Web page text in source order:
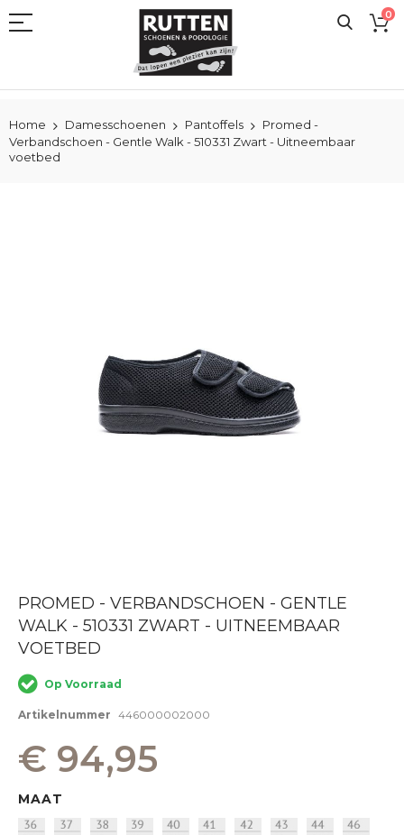
naar
0
Home Damesschoenen Pantoffels
Promed -
Verbandschoen - Gentle Walk - 510331 Zwart - Uitneembaar
voetbed
Ga
het
begin
de
afbeeldingen-
gallerij
PROMED - VERBANDSCHOEN - GENTLE
WALK - 510331 ZWART - UITNEEMBAAR
VOETBED
Op Voorraad
Artikelnummer 446000002000
€ 94,95
MAAT